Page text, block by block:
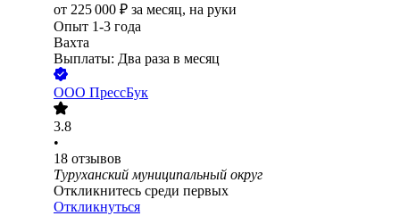
от 225 000 ₽ за месяц, на руки
Опыт 1-3 года
Вахта
Выплаты: Два раза в месяц
ООО ПрессБук
3.8
•
18 отзывов
Туруханский муниципальный округ
Откликнитесь среди первых
Откликнуться